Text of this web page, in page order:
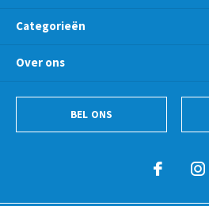
Categorieën
Over ons
BEL ONS